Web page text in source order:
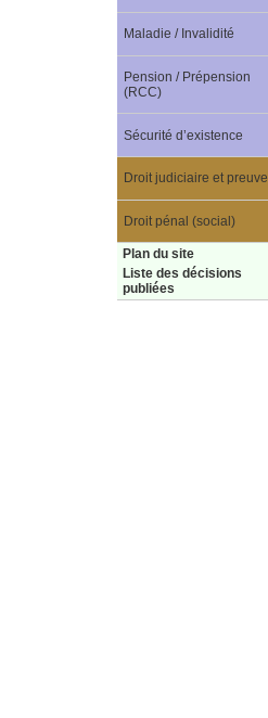
Maladie / Invalidité
Pension / Prépension
(RCC)
Sécurité d’existence
Droit judiciaire et preuve
Droit pénal (social)
Plan du site
Liste des décisions
publiées